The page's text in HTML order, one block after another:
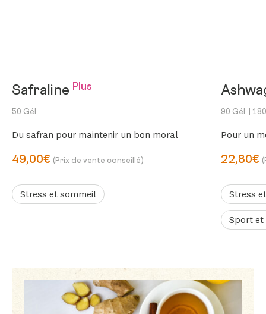
Safraline Plus
50 Gél.
Du safran pour maintenir un bon moral
49,00€ (Prix de vente conseillé)
Stress et sommeil
90 Gél. |
Pour un
22,80€
Stress
Sport